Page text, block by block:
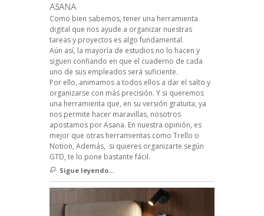
ASANA
Como bien sabemos, tener una herramienta
digital que nos ayude a organizar nuestras
tareas y proyectos es algo fundamental.
Aún así, la mayoría de estudios no lo hacen y
siguen confiando en que el cuaderno de cada
uno de sus empleados será suficiente.
Por ello, animamos a todos ellos a dar el salto y
organizarse con más precisión. Y si queremos
una herramienta que, en su versión gratuita, ya
nos permite hacer maravillas, nosotros
apostamos por Asana. En nuestra opinión, es
mejor que otras herramientas como Trello o
Notion, Además, si quieres organizarte según
GTD, te lo pone bastante fácil.
Sigue leyendo...